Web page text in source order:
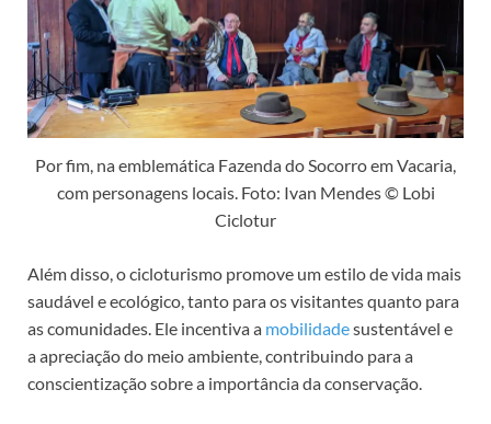
Por fim, na emblemática Fazenda do Socorro em Vacaria,
com personagens locais. Foto: Ivan Mendes © Lobi
Ciclotur
Além disso, o cicloturismo promove um estilo de vida mais
saudável e ecológico, tanto para os visitantes quanto para
as comunidades. Ele incentiva a mobilidadesustentável e
a apreciação do meio ambiente, contribuindo para a
conscientização sobre a importância da conservação.